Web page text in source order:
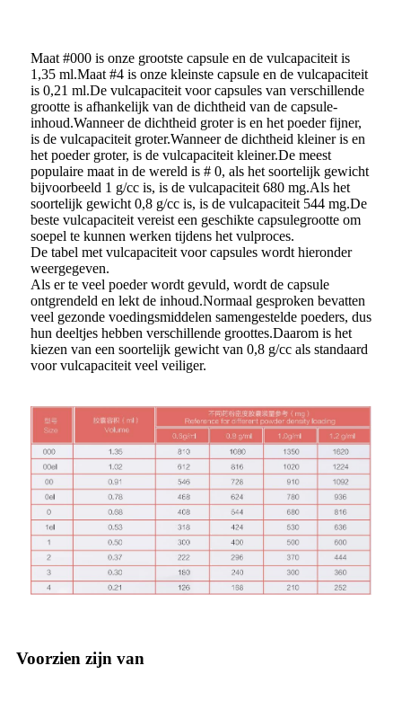
Maat #000 is onze grootste capsule en de vulcapaciteit is
1,35 ml.Maat #4 is onze kleinste capsule en de vulcapaciteit
is 0,21 ml.De vulcapaciteit voor capsules van verschillende
grootte is afhankelijk van de dichtheid van de capsule-
inhoud.Wanneer de dichtheid groter is en het poeder fijner,
is de vulcapaciteit groter.Wanneer de dichtheid kleiner is en
het poeder groter, is de vulcapaciteit kleiner.De meest
populaire maat in de wereld is # 0, als het soortelijk gewicht
bijvoorbeeld 1 g/cc is, is de vulcapaciteit 680 mg.Als het
soortelijk gewicht 0,8 g/cc is, is de vulcapaciteit 544 mg.De
beste vulcapaciteit vereist een geschikte capsulegrootte om
soepel te kunnen werken tijdens het vulproces.
De tabel met vulcapaciteit voor capsules wordt hieronder
weergegeven.
Als er te veel poeder wordt gevuld, wordt de capsule
ontgrendeld en lekt de inhoud.Normaal gesproken bevatten
veel gezonde voedingsmiddelen samengestelde poeders, dus
hun deeltjes hebben verschillende groottes.Daarom is het
kiezen van een soortelijk gewicht van 0,8 g/cc als standaard
voor vulcapaciteit veel veiliger.
Voorzien zijn van